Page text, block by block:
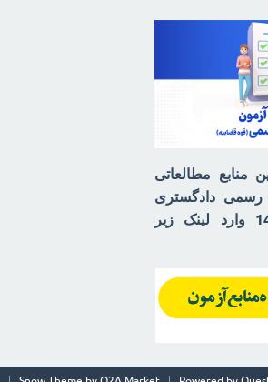
منابع مطالعاتی
رسمی دادگستری
(قوه قضائیه) 1403 وارد لینک زیر